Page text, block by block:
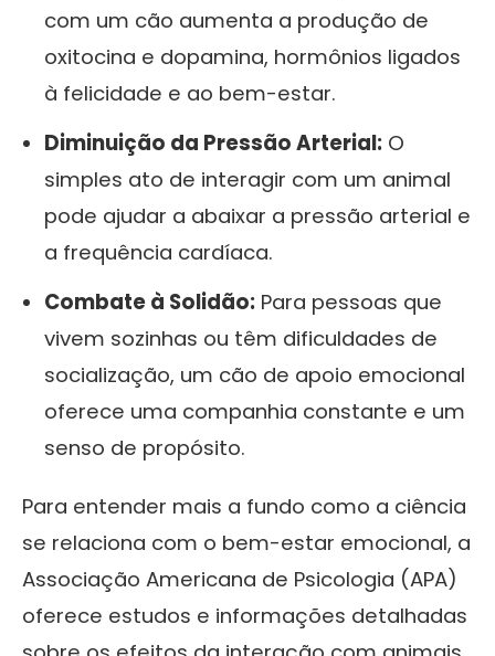
com um cão aumenta a produção de
oxitocina e dopamina, hormônios ligados
à felicidade e ao bem-estar.
Diminuição da Pressão Arterial: O
simples ato de interagir com um animal
pode ajudar a abaixar a pressão arterial e
a frequência cardíaca.
Combate à Solidão: Para pessoas que
vivem sozinhas ou têm dificuldades de
socialização, um cão de apoio emocional
oferece uma companhia constante e um
senso de propósito.
Para entender mais a fundo como a ciência
se relaciona com o bem-estar emocional, a
Associação Americana de Psicologia (APA)
oferece estudos e informações detalhadas